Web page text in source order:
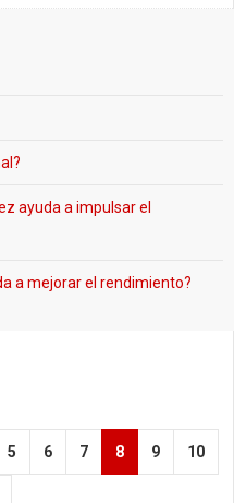
ayuda a impulsar el
a mejorar el rendimiento?
5 6 7 8 9 10